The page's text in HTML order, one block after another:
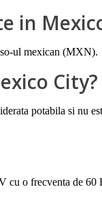
in
ul mexican (MXN).
City?
potabila si nu
cu o frecventa de